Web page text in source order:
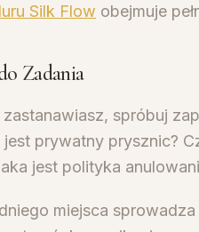
Silk Flow obejmuje
Zadania
spróbuj
jest prywatny prysznic?
jest polityka
miejsca